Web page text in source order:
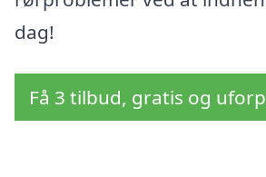
dag!
Få 3 tilbud, gratis og